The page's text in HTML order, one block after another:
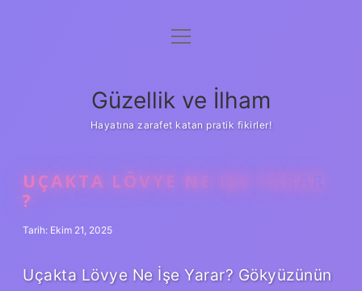
Anasayfa
Yasal Uyarı
menüyü
Güzellik ve İlham
Hayatına zarafet katan pratik fikirler!
UÇAKTA LÖVYE NE IŞE YARAR
?
Tarih: Ekim 21, 2025
Uçakta Lövye Ne İşe Yarar? Gökyüzünün